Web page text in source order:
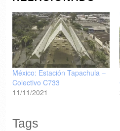
México: Estación Tapachula –
Colectivo C733
11/11/2021
Tags